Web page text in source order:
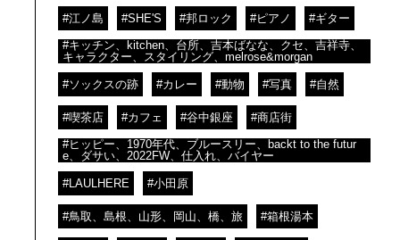
#江ノ島 #SHE'S #邦ロック #ピアノ #ギター
#キッチン、kitchen、台所、吉本ばなな、クセ、吉祥寺、
キャラクター、スタイリング、melrose&morgan
#ソックスの跡 #カレー #動物 #写真 #自然
#喫茶店 #カフェ #谷中銀座 #商店街
#ヒッピー、1970年代、ブルースリー、backt to the futur
e、ダサい、2022FW、仕入れ、バイヤー
#LAULHERE #小田原
#鳥取、島根、山形、岡山、橋、旅 #箱根湯本